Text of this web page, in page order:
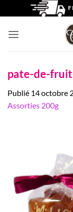
au
contenu
pate-de-
Publié 14 octobre
Assorties 200g